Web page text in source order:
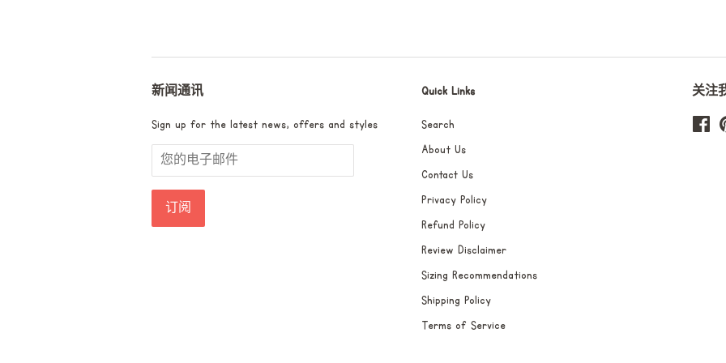
文
新闻通讯
Sign up for the latest news, offers and styles
Quick Links
Search
About Us
Contact Us
Privacy Policy
Refund Policy
Review Disclaimer
Sizing Recommendations
Shipping Policy
Terms of Service
关注